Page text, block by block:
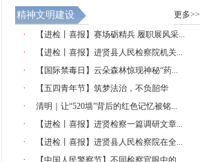
精神文明建设 更多>>
· 【进检丨喜报】赛场砺精兵 履职展风采...
· 【进检丨喜报】进贤县人民检察院机关...
· 【国际禁毒日】云朵森林惊现神秘“药...
· 【五四青年节】筑梦法治，不负韶华
· 清明｜让“520墙”背后的红色记忆被铭...
· 【进检丨喜报】进贤检察一篇调研文章...
· 【进检丨喜报】进贤县人民检察院在全...
· 【中国人民警察节】不同检察官眼中的...